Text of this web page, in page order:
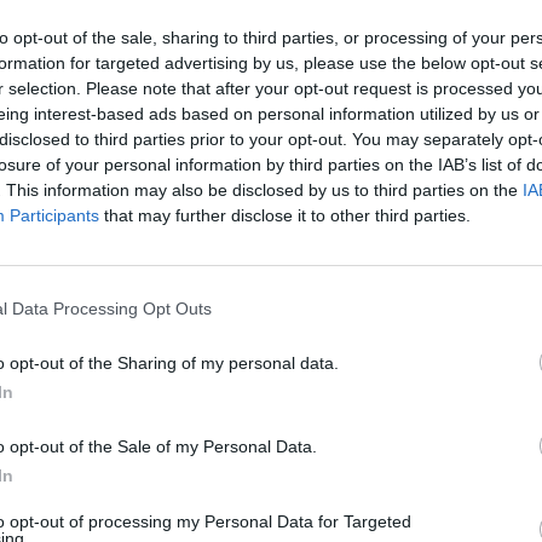
opt-out of the sale, sharing to third parties, or processing of your
for targeted advertising by us, please use the below opt-out
selection. Please note that after your opt-out request is processed
interest-based ads based on personal information utilized by us
to third parties prior to your opt-out. You may separately
of your personal information by third parties on the IAB’s list of
This information may also be disclosed by us to third parties on the
Participants that may further disclose it to other third parties.
Data Processing Opt Outs
opt-out of the Sharing of my personal data.
opt-out of the Sale of my Personal Data.
opt-out of processing my Personal Data for Targeted
pudiendo medir cadencia y resistencia, según
sido confirmado por la compañía, que de este
cubrir un espacio en el que se habían volcado
bicicletas estáticas, como Zwift. Algunos analistas
movimiento como un intento de alcanzar a un
motivado por esta estéticagamingque por las
mediante la incorporación de clases
del tercer trimestre de su ejercicio fiscal el pasado
con
millones de suscriptores, pero
nuestro mercado
de hogares,
dando los primeros pasos”, reconoció la directora